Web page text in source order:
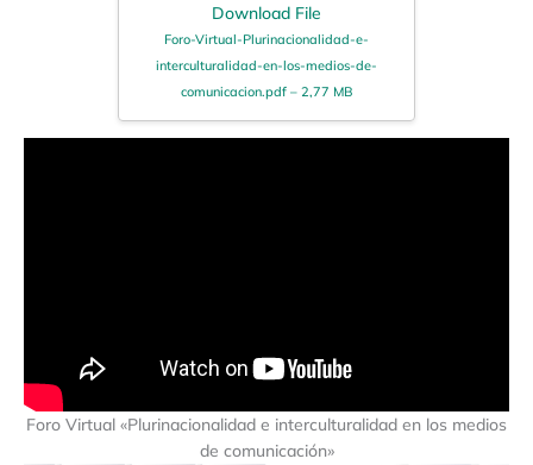
Download File
Foro-Virtual-Plurinacionalidad-e-
interculturalidad-en-los-medios-de-
comunicacion.pdf – 2,77 MB
Foro Virtual «Plurinacionalidad e interculturalidad en los medios
de comunicación»